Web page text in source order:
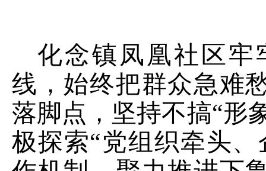
化念镇凤凰社区牢
线，始终把群众急难
落脚点，坚持不搞“形
极探索“党组织牵头